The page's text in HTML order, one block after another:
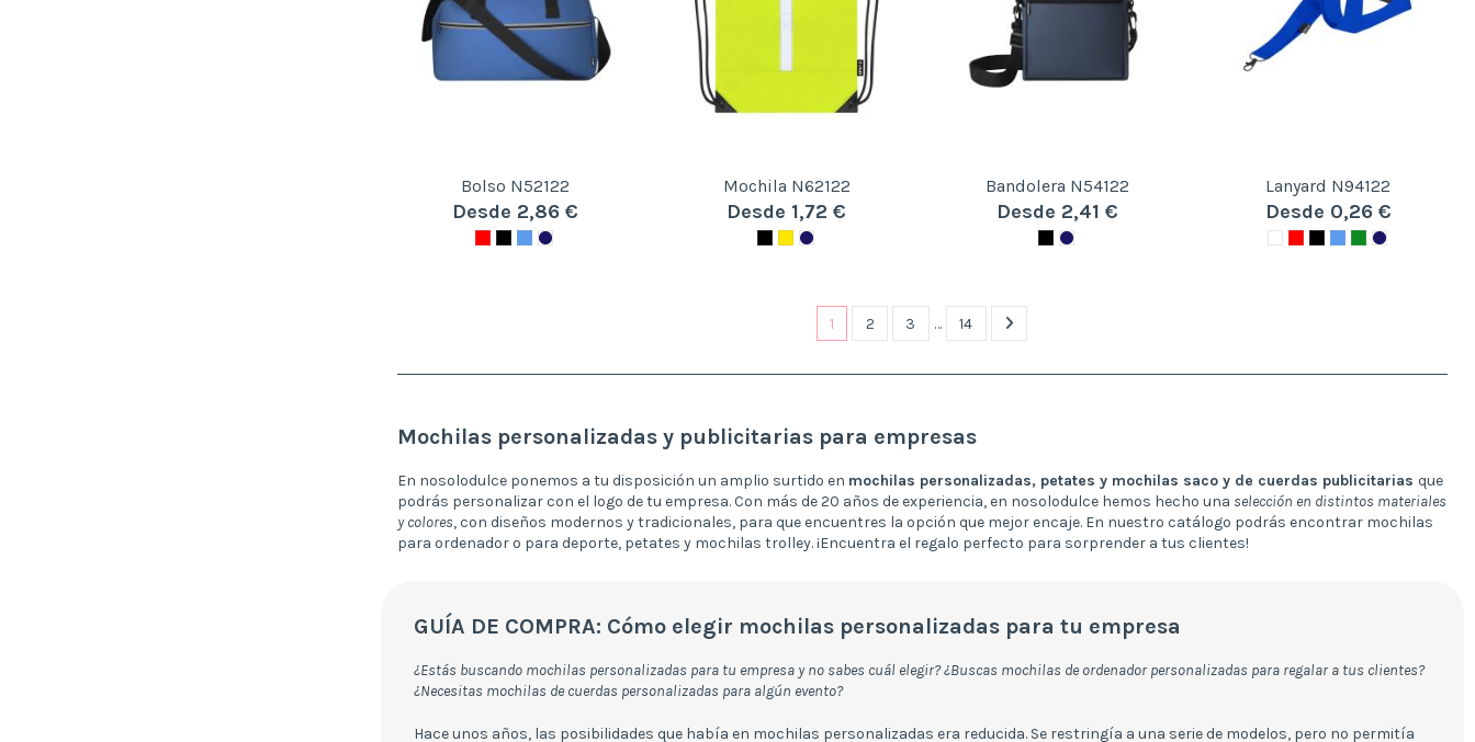
Bolso N52122
Desde 2,86 €
Mochila N62122
Desde 1,72 €
Bandolera N54122
Desde 2,41 €
Lanyard N94122
Desde 0,26 €
1 2 3 … 14
Mochilas personalizadas y publicitarias para empresas
En nosolodulce ponemos a tu disposición un amplio surtido en mochilas personalizadas, petates y mochilas saco y de cuerdas publicitarias que
podrás personalizar con el logo de tu empresa. Con más de 20 años de experiencia, en nosolodulce hemos hecho una selección en distintos materiales
y colores, con diseños modernos y tradicionales, para que encuentres la opción que mejor encaje. En nuestro catálogo podrás encontrar mochilas
para ordenador o para deporte, petates y mochilas trolley. ¡Encuentra el regalo perfecto para sorprender a tus clientes!
GUÍA DE COMPRA: Cómo elegir mochilas personalizadas para tu empresa
¿Estás buscando mochilas personalizadas para tu empresa y no sabes cuál elegir? ¿Buscas mochilas de ordenador personalizadas para regalar a tus clientes?
¿Necesitas mochilas de cuerdas personalizadas para algún evento?
Hace unos años, las posibilidades que había en mochilas personalizadas era reducida. Se restringía a una serie de modelos, pero no permitía